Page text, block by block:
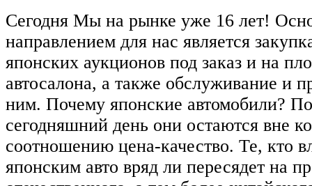
Сегодня Мы на рынке уже 16 лет!
направлением для нас является
японских аукционов под заказ и на
автосалона, а также обслуживание и
ним. Почему японские автомобили?
сегодняшний день они остаются вне
соотношению цена-качество. Те, кто
японским авто вряд ли пересядет на